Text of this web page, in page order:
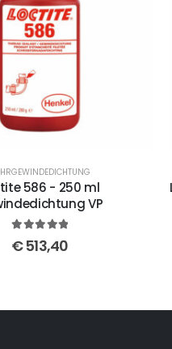
586 - 250 ml
VP
out of 5
€513,40